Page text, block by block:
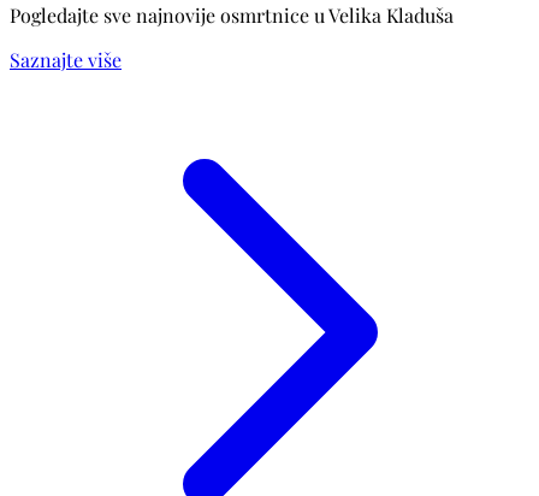
Pogledajte sve najnovije osmrtnice u Velika Kladuša
Saznajte više